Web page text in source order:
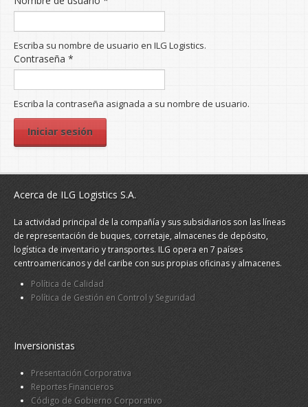
Escriba su nombre de usuario en ILG Logistics.
Contraseña *
Escriba la contraseña asignada a su nombre de usuario.
Acerca de ILG Logistics S.A.
La actividad principal de la compañía y sus subsidiarios son las líneas
de representación de buques, corretaje, almacenes de depósito,
logística de inventario y transportes. ILG opera en 7 países
centroamericanos y del caribe con sus propias oficinas y almacenes.
Política de Calidad
Política de Gestión en Control y Seguridad
Inversionistas
Presentación Corporativa
Reportes Financieros
Código de Gobierno Corporativo